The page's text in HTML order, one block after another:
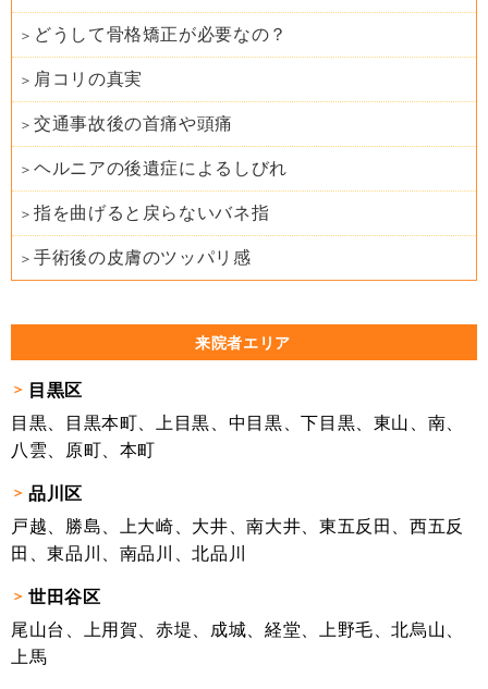
どうして骨格矯正が必要なの？
肩コリの真実
交通事故後の首痛や頭痛
ヘルニアの後遺症によるしびれ
指を曲げると戻らないバネ指
手術後の皮膚のツッパリ感
来院者エリア
目黒区
目黒、目黒本町、上目黒、中目黒、下目黒、東山、南、
八雲、原町、本町
品川区
戸越、勝島、上大崎、大井、南大井、東五反田、西五反
田、東品川、南品川、北品川
世田谷区
尾山台、上用賀、赤堤、成城、経堂、上野毛、北烏山、
上馬